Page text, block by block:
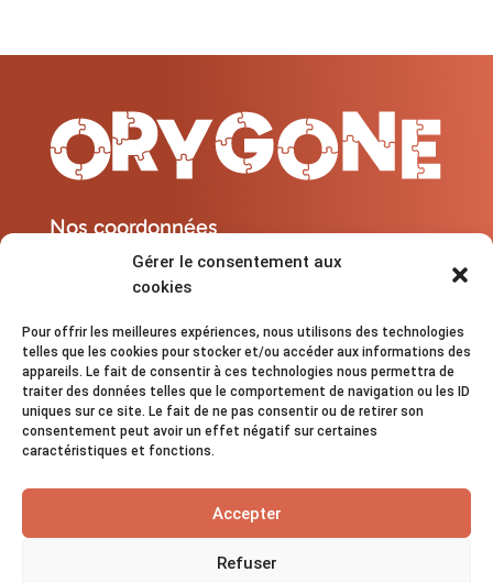
Gérer le consentement aux
cookies
Pour offrir les meilleures expériences, nous utilisons des technologies
telles que les cookies pour stocker et/ou accéder aux informations des
appareils. Le fait de consentir à ces technologies nous permettra de
traiter des données telles que le comportement de navigation ou les ID
uniques sur ce site. Le fait de ne pas consentir ou de retirer son
consentement peut avoir un effet négatif sur certaines
caractéristiques et fonctions.
Accepter
Refuser
Nos coordonnées
contact@orygone.fr
13600 - La Ciotat
 Lundi au Samedi : 08h - 20h
Suivez-nous sur les réseaux sociaux !